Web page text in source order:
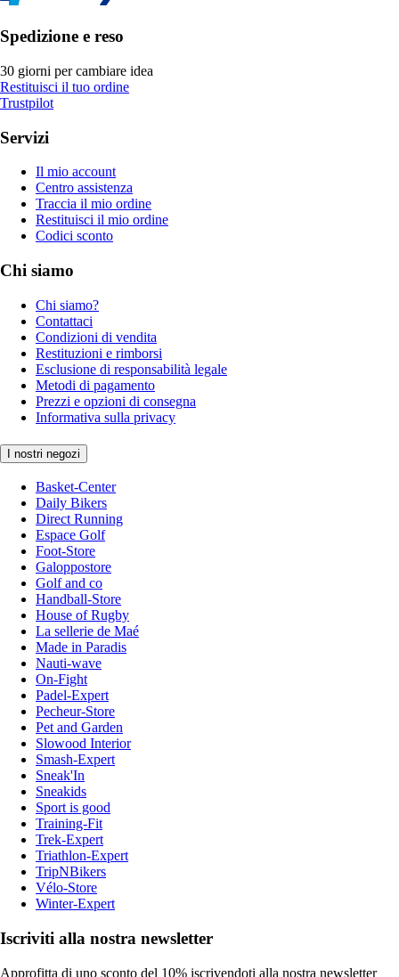
Spedizione e reso
30 giorni per cambiare idea
Restituisci il tuo ordine
Trustpilot
Servizi
Il mio account
Centro assistenza
Traccia il mio ordine
Restituisci il mio ordine
Codici sconto
Chi siamo
Chi siamo?
Contattaci
Condizioni di vendita
Restituzioni e rimborsi
Esclusione di responsabilità legale
Metodi di pagamento
Prezzi e opzioni di consegna
Informativa sulla privacy
I nostri negozi
Basket-Center
Daily Bikers
Direct Running
Espace Golf
Foot-Store
Galoppostore
Golf and co
Handball-Store
House of Rugby
La sellerie de Maé
Made in Paradis
Nauti-wave
On-Fight
Padel-Expert
Pecheur-Store
Pet and Garden
Slowood Interior
Smash-Expert
Sneak'In
Sneakids
Sport is good
Training-Fit
Trek-Expert
Triathlon-Expert
TripNBikers
Vélo-Store
Winter-Expert
Iscriviti alla nostra newsletter
Approfitta di uno sconto del 10% iscrivendoti alla nostra newsletter